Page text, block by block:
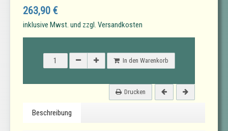
263,90 €
inklusive Mwst. und zzgl. Versandkosten
In den Warenkorb
Drucken
Beschreibung